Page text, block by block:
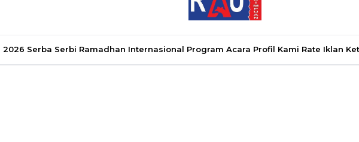
2026 Serba Serbi Ramadhan Internasional Program Acara Profil Kami Rate Iklan